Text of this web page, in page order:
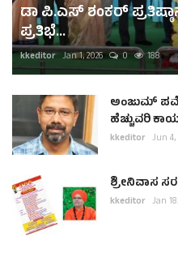
ಡಾ ಪಿ.ಎಸ್ ಶಂಕರ್
ಪ್ರತಿಭೆ...
kkeditor Jan 1, 2026 0 188
ಅಂಜುಮ್
ಹೆಚ್ಚುವರಿ
kkeditor Jun 4,
ಶ್ರೀನಿವಾಸ
kkeditor Jan